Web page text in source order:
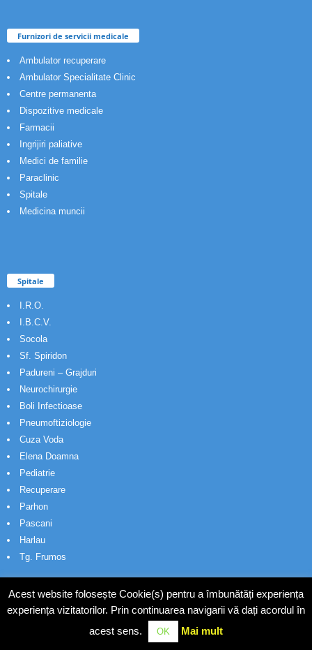
Furnizori de servicii medicale
Ambulator recuperare
Ambulator Specialitate Clinic
Centre permanenta
Dispozitive medicale
Farmacii
Ingrijiri paliative
Medici de familie
Paraclinic
Spitale
Medicina muncii
Spitale
I.R.O.
I.B.C.V.
Socola
Sf. Spiridon
Padureni – Grajduri
Neurochirurgie
Boli Infectioase
Pneumoftiziologie
Cuza Voda
Elena Doamna
Pediatrie
Recuperare
Parhon
Pascani
Harlau
Tg. Frumos
© Wakatech
Acest website folosește Cookie(s) pentru a îmbunătăți experiența
experiența vizitatorilor. Prin continuarea navigarii vă dați acordul în
acest sens.
OK Mai mult